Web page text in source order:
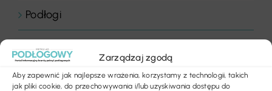
Zarządzaj zgodą
Aby zapewnić jak najlepsze wrażenia, korzystamy z technologii, takich
jak pliki cookie, do przechowywania i/lub uzyskiwania dostępu do
Podłogi
Podłogi domowe
Podłogi drewniane